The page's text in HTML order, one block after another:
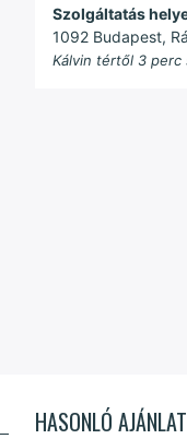
Szolgáltatás
1092 Budapest,
Kálvin tértől 3 perc
HASONLÓ